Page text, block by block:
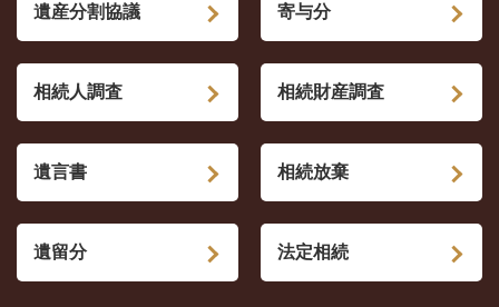
遺産分割協議 寄与分
相続人調査 相続財産調査
遺言書 相続放棄
遺留分 法定相続